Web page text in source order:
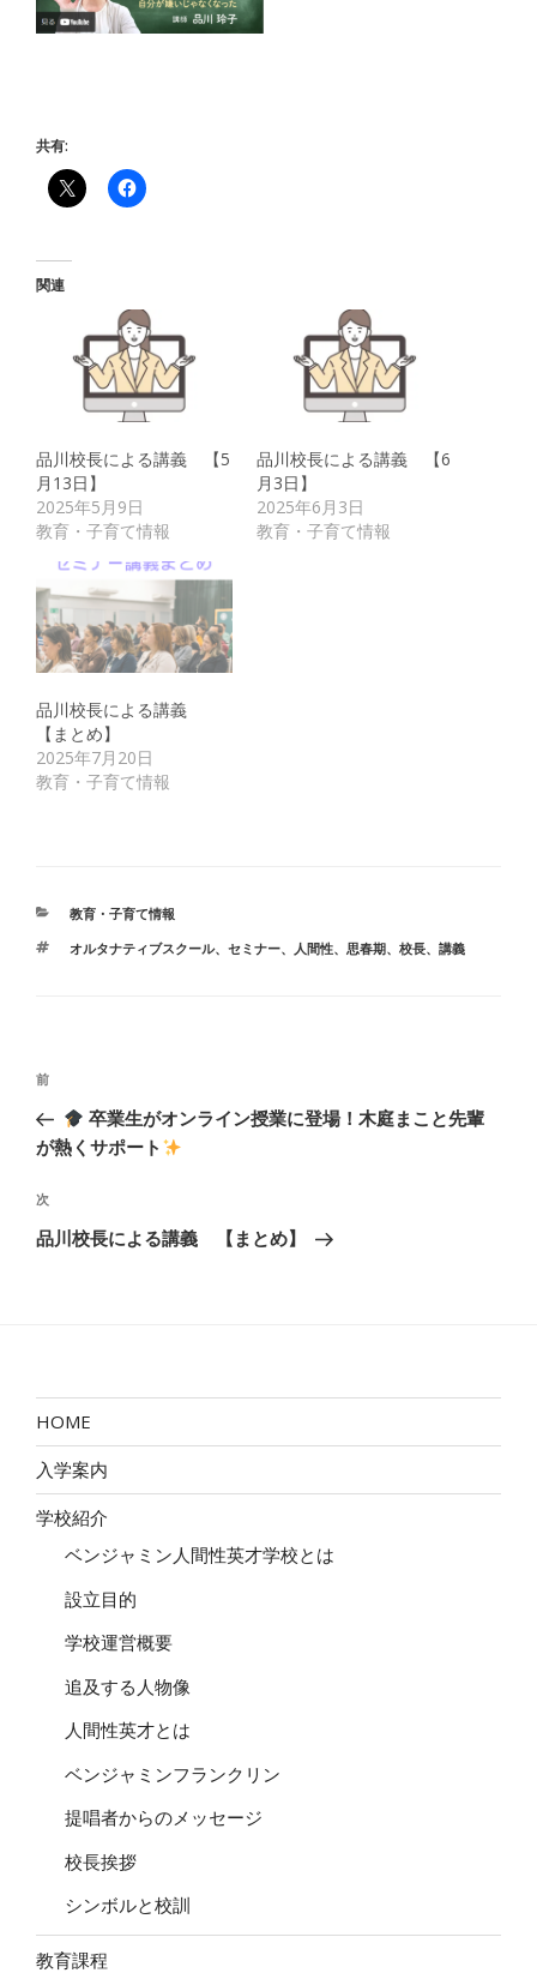
共有:
関連
品川校長による講義 【5
月13日】
2025年5月9日
教育・子育て情報
品川校長による講義 【6
月3日】
2025年6月3日
教育・子育て情報
品川校長による講義
【まとめ】
2025年7月20日
教育・子育て情報
カ
ゴ
教育・子育て情報
タ
オルタナティブスクール、 セミナー、 人間性、 思春期、 校長、 講義
投
ナ
ビ
ゲ
ー
前
の
投
前
卒業生がオンライン授業に登場！木庭まこと先輩
が熱くサポート
次
の
次
品川校長による講義 【まとめ】
HOME
入学案内
学校紹介
ベンジャミン人間性英才学校とは
設立目的
学校運営概要
追及する人物像
人間性英才とは
ベンジャミンフランクリン
提唱者からのメッセージ
校長挨拶
シンボルと校訓
教育課程